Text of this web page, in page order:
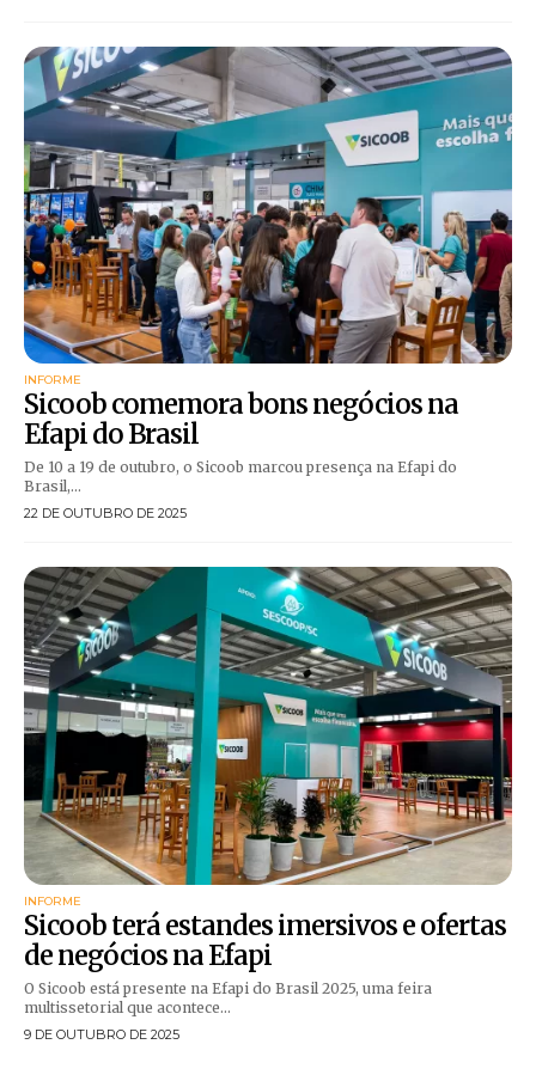
INFORME
Sicoob comemora bons negócios na
Efapi do Brasil
De 10 a 19 de outubro, o Sicoob marcou presença na Efapi do
Brasil,...
22 DE OUTUBRO DE 2025
INFORME
Sicoob terá estandes imersivos e ofertas
de negócios na Efapi
O Sicoob está presente na Efapi do Brasil 2025, uma feira
multissetorial que acontece...
9 DE OUTUBRO DE 2025